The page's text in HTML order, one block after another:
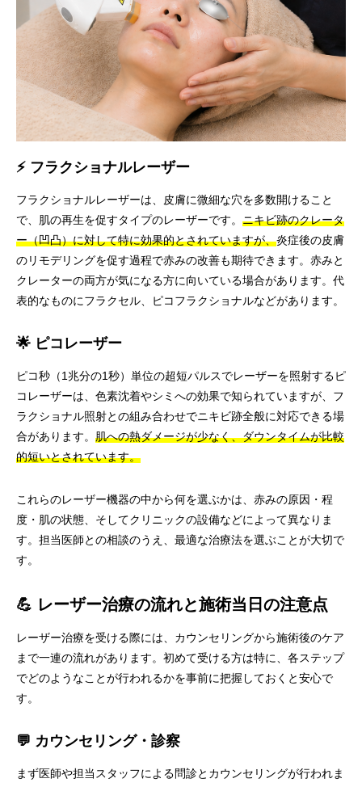
⚡ フラクショナルレーザー
フラクショナルレーザーは、皮膚に微細な穴を多数開けること
で、肌の再生を促すタイプのレーザーです。 ニキビ跡のクレータ
ー（凹凸）に対して特に効果的とされていますが、炎症後の皮膚
のリモデリングを促す過程で赤みの改善も期待できます。赤みと
クレーターの両方が気になる方に向いている場合があります。代
表的なものにフラクセル、ピコフラクショナルなどがあります。
🌟 ピコレーザー
ピコ秒（1兆分の1秒）単位の超短パルスでレーザーを照射するピ
コレーザーは、色素沈着やシミへの効果で知られていますが、フ
ラクショナル照射との組み合わせでニキビ跡全般に対応できる場
合があります。 肌への熱ダメージが少なく、ダウンタイムが比較
的短いとされています。
これらのレーザー機器の中から何を選ぶかは、赤みの原因・程
度・肌の状態、そしてクリニックの設備などによって異なりま
す。担当医師との相談のうえ、最適な治療法を選ぶことが大切で
す。
💪 レーザー治療の流れと施術当日の注意点
レーザー治療を受ける際には、カウンセリングから施術後のケア
まで一連の流れがあります。初めて受ける方は特に、各ステップ
でどのようなことが行われるかを事前に把握しておくと安心で
す。
💬 カウンセリング・診察
まず医師や担当スタッフによる問診とカウンセリングが行われま